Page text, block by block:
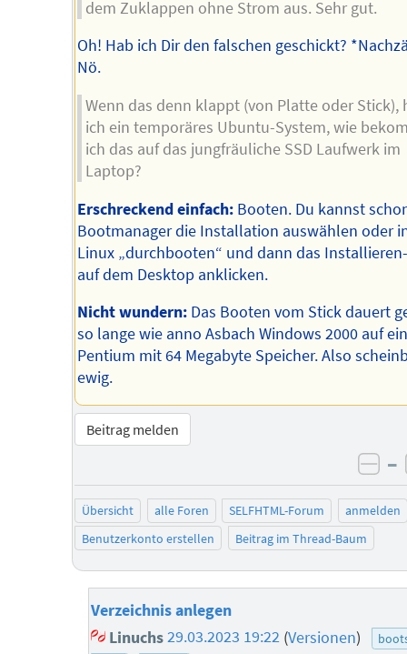
dem Zuklappen ohne Strom aus. Sehr gut.
Oh! Hab ich Dir den falschen geschickt?
Nö.
Wenn das denn klappt (von Platte oder Stick),
ich ein temporäres Ubuntu-System, wie
ich das auf das jungfräuliche SSD Laufwerk im
Laptop?
Erschreckend einfach:Booten. Du kannst
Bootmanager die Installation auswählen oder
Linux „durchbooten“ und dann das
auf dem Desktop anklicken.
Nicht wundern:Das Booten vom Stick dauert
so lange wie anno Asbach Windows 2000 auf
Pentium mit 64 Megabyte Speicher. Also
ewig.
Beitrag melden
–
Übersicht alle Foren SELFHTML-Forum
anmelden
Benutzerkonto erstellen
Beitrag im Thread-Baum
Verzeichnis anlegen
Linuchs 29.03.2023 19:22 (Versionen)